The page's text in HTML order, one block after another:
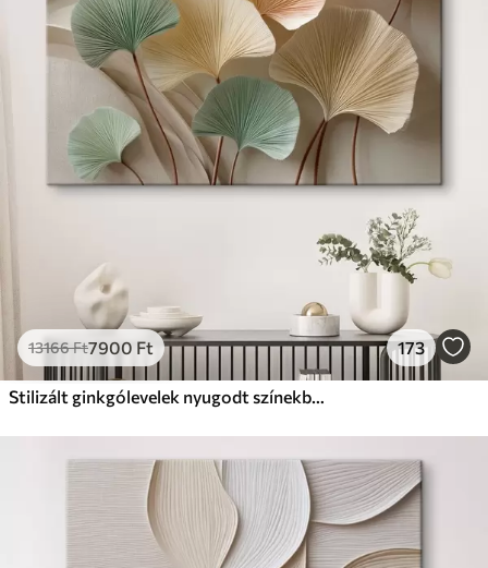
✗Környezetbarát anyag
Prémium
Ft
Élénk, gazdag színek
Fakulásálló
✓Biztonságos, szagtalan tinta
Eco-Prémium
Tól12405Ft
✓Élénk, gazdag színek
✓Fakulásálló
Környezetbarát anyag
13166Ft7900 Ft 173
Stilizált ginkgólevelek nyugodt színekben